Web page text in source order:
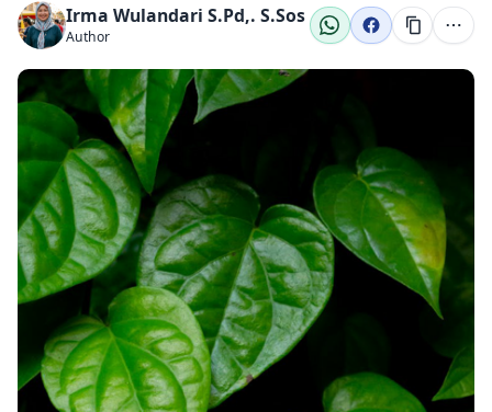
Irma Wulandari S.Pd,. S.Sos
Author